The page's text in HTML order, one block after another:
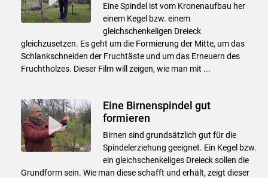
Eine Spindel ist vom Kronenaufbau her
einem Kegel bzw. einem
gleichschenkeligen Dreieck
gleichzusetzen. Es geht um die Formierung der Mitte, um das
Schlankschneiden der Fruchtäste und um das Erneuern des
Fruchtholzes. Dieser Film will zeigen, wie man mit ...
Eine Birnenspindel gut
formieren
Birnen sind grundsätzlich gut für die
Spindelerziehung geeignet. Ein Kegel bzw.
ein gleichschenkeliges Dreieck sollen die
Grundform sein. Wie man diese schafft und erhält, zeigt dieser